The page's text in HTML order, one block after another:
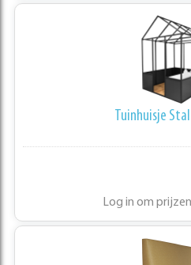
Tuinhuisje
Log in om